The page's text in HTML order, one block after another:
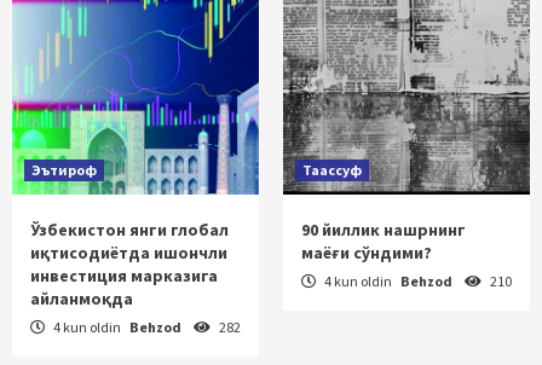
Эътироф
Ўзбекистон янги глобал
иқтисодиётда ишончли
инвестиция марказига
айланмоқда
4 kun oldin Behzod 282
Таассуф
90 йиллик нашрнинг
маёғи сўндими?
4 kun oldin Behzod 210